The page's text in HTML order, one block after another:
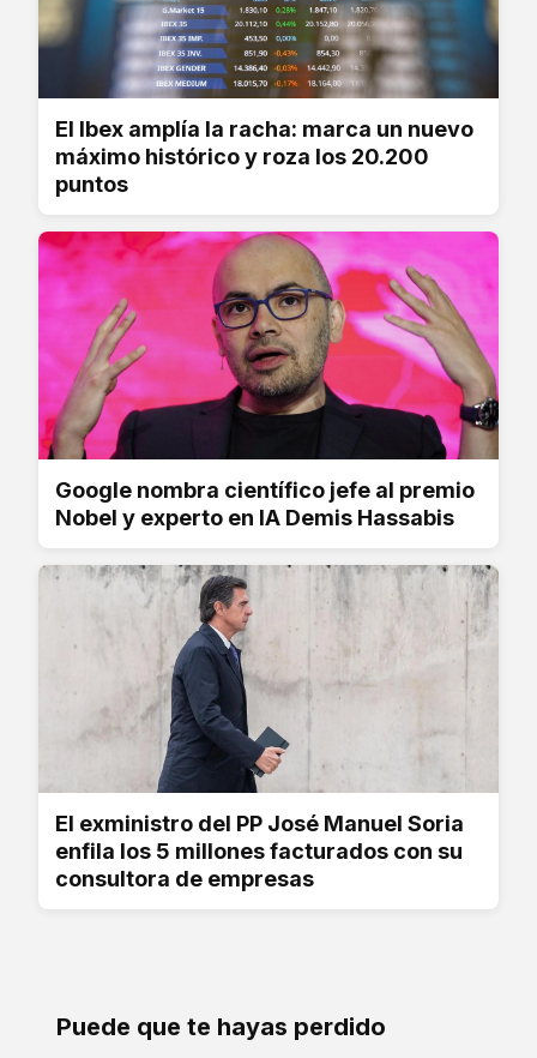
El Ibex amplía la racha: marca un nuevo
máximo histórico y roza los 20.200
puntos
Google nombra científico jefe al premio
Nobel y experto en IA Demis Hassabis
El exministro del PP José Manuel Soria
enfila los 5 millones facturados con su
consultora de empresas
Puede que te hayas perdido